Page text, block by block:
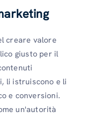
creare valore
giusto per il
li istruiscono e li
e conversioni.
un'autorità